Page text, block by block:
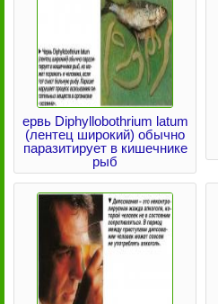
ервь Diphyllobothrium latum
(лентец широкий) обычно
паразитирует в кишечнике
рыб